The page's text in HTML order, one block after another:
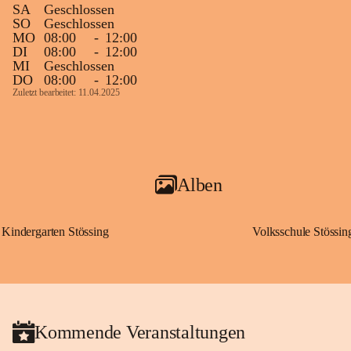
SA
Geschlossen
SO
Geschlossen
MO 08:00 - 12:00
DI
08:00 - 12:00
MI
Geschlossen
DO
08:00 - 12:00
Zuletzt bearbeitet: 11.04.2025
Alben
Kindergarten Stössing Volksschule
Kommende Veranstaltungen